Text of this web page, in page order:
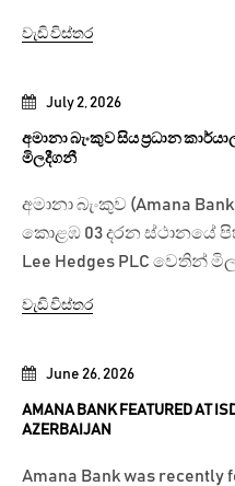
June 26, 2026
AMANA BANK FEATURED AT
AZERBAIJAN
Amana Bank was recently
July 2, 2026
අමානා බැංකුව සිය ප්‍රධාන
මිලදීගනී
අමානා බැංකුව (Amana Bank
කොළඹ 03 දරන ස්ථානයේ
Lee Hedges PLC වෙතින්
වැඩි විස්තර
වැඩි විස්තර